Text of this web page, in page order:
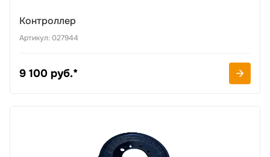
Контроллер
Артикул: 027944
9 100 руб.*